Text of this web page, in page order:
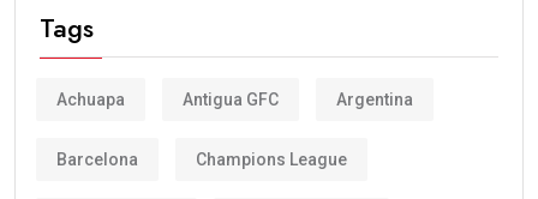
Tags
Achuapa Antigua GFC Argentina
Barcelona Champions League